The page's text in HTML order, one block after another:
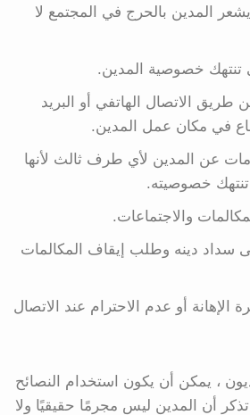
المدين بالحرج في المجتمع لا
تنتهك خصوصية المدين.
طريق الاتصال الهاتفي أو البريد
في مكان عمل المدين.
عن المدين لأي طرف ثالث لأنها
خصوصيته.
والاجتماعات.
سداد دينه وطلب إيقاف المكالمات
الإهانة أو عدم الاحترام عند الاتصال
، يمكن أن يكون استخدام النصائح
تذكر أن المدين ليس مجرمًا حقيقيًا ولا